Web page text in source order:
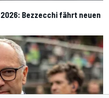
Bezzecchi fährt neuen